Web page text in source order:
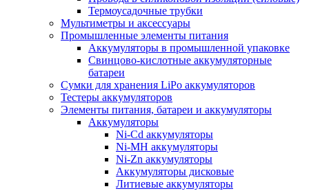
Термоусадочные трубки
Мультиметры и аксессуары
Промышленные элементы питания
Аккумуляторы в промышленной упаковке
Свинцово-кислотные аккумуляторные
батареи
Сумки для хранения LiPo аккумуляторов
Тестеры аккумуляторов
Элементы питания, батареи и аккумуляторы
Аккумуляторы
Ni-Cd аккумуляторы
Ni-MH аккумуляторы
Ni-Zn аккумуляторы
Аккумуляторы дисковые
Литиевые аккумуляторы